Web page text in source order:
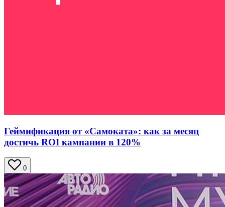
Геймификация от «Самоката»: как за месяц
достичь ROI кампании в 120%
0